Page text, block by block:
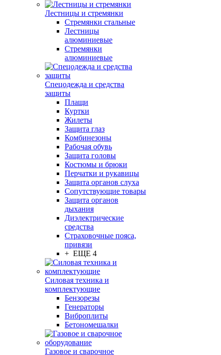
Лестницы и стремянки
Стремянки стальные
Лестницы
алюминиевые
Стремянки
алюминиевые
Спецодежда и средства
защиты
Плащи
Куртки
Жилеты
Защита глаз
Комбинезоны
Рабочая обувь
Защита головы
Костюмы и брюки
Перчатки и рукавицы
Защита органов слуха
Сопутствующие товары
Защита органов
дыхания
Диэлектрические
средства
Страховочные пояса,
привязи
+ ЕЩЕ 4
Силовая техника и
комплектующие
Бензорезы
Генераторы
Виброплиты
Бетономешалки
Газовое и сварочное